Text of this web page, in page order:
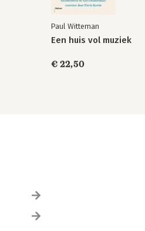
Paul Witteman
Een huis vol muziek
€ 22,50